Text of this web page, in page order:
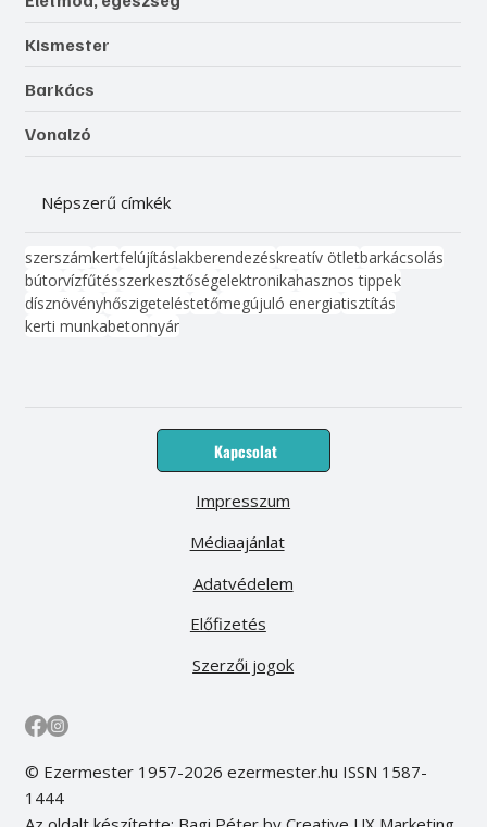
Kismester
Barkács
Vonalzó
Népszerű címkék
szerszámkertfelújításlakberendezéskreatív ötletbarkácsolás
bútorvízfűtésszerkesztőségelektronikahasznos tippek
dísznövényhőszigeteléstetőmegújuló energiatisztítás
kerti munkabetonnyár
Kapcsolat
Médiaajánlat
Előfizetés
Impresszum
Adatvédelem
Szerzői jogok
© Ezermester 1957-2026 ezermester.hu ISSN 1587-
1444